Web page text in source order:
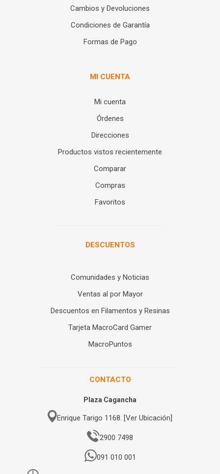
Cambios y Devoluciones
Condiciones de Garantía
Formas de Pago
MI CUENTA
Mi cuenta
Órdenes
Direcciones
Productos vistos recientemente
Comparar
Compras
Favoritos
DESCUENTOS
Comunidades y Noticias
Ventas al por Mayor
Descuentos en Filamentos y Resinas
Tarjeta MacroCard Gamer
MacroPuntos
CONTACTO
Plaza Cagancha
Enrique Tarigo 1168. [Ver Ubicación]
2900 7498
091 010 001